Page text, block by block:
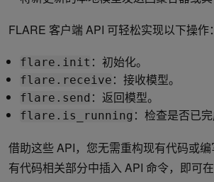
FLARE 客户端 API 可轻松实现以下操作：
flare.init ：初始化。
flare.receive ：接收模型。
flare.send ：返回模型。
flare.is_running ：检查是否已完
借助这些 API，您无需重构现有代码或
有代码相关部分中插入 API 命令，即可